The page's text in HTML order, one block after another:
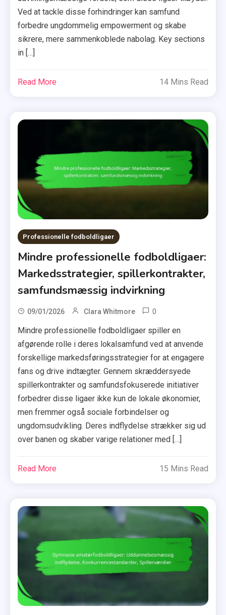
Ved at tackle disse forhindringer kan samfund
forbedre ungdommelig empowerment og skabe
sikrere, mere sammenkoblede nabolag. Key sections
in […]
Read More 14 Mins Read
Professionelle fodboldligaer
Mindre professionelle fodboldligaer:
Markedsstrategier, spillerkontrakter,
samfundsmæssig indvirkning
09/01/2026 Clara Whitmore 0
Mindre professionelle fodboldligaer spiller en
afgørende rolle i deres lokalsamfund ved at anvende
forskellige markedsføringsstrategier for at engagere
fans og drive indtægter. Gennem skræddersyede
spillerkontrakter og samfundsfokuserede initiativer
forbedrer disse ligaer ikke kun de lokale økonomier,
men fremmer også sociale forbindelser og
ungdomsudvikling. Deres indflydelse strækker sig ud
over banen og skaber varige relationer med […]
Read More 15 Mins Read